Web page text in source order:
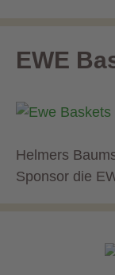
EWE
Helmers
Sponsor die